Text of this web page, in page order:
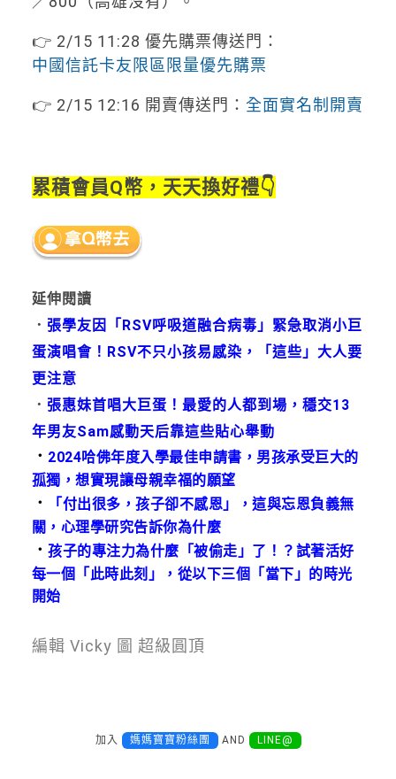
👉 2/15 11:28 優先購票傳送門：
中國信託卡友限區限量優先購票
👉 2/15 12:16 開賣傳送門： 全面實名制開賣
累積會員Q幣，天天換好禮👇
延伸閱讀
． 張學友因「RSV呼吸道融合病毒」緊急取消小巨
蛋演唱會！RSV不只小孩易感染，「這些」大人要
更注意
． 張惠妹首唱大巨蛋！最愛的人都到場，穩交13
年男友Sam感動天后靠這些貼心舉動
． 2024哈佛年度入學最佳申請書，男孩承受巨大的
孤獨，想實現讓母親幸福的願望
．
「付出很多，孩子卻不感恩」，這與忘恩負義無
關，心理學研究告訴你為什麼
．孩子的專注力為什麼「被偷走」了！？試著活好
每一個「此時此刻」，從以下三個「當下」的時光
開始
編輯 Vicky 圖 超級圓頂
加入 媽媽寶寶粉絲團 AND LINE@